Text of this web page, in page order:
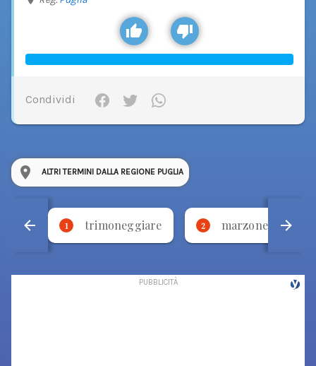
Condividi
ALTRI TERMINI DALLA REGIONE PUGLIA
1 trimoneggiare 2 marzone